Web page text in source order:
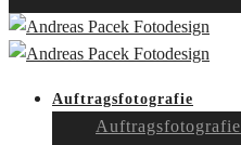
Auftragsfotografie
Auftragsfotografie